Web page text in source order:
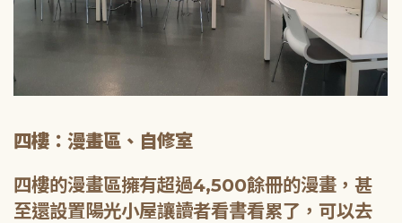
四樓：漫畫區、自修室
四樓的漫畫區擁有超過4,500餘冊的漫畫，甚
至還設置陽光小屋讓讀者看書看累了，可以去